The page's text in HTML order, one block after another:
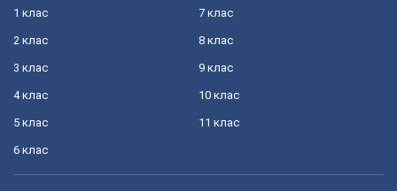
1 клас
2 клас
3 клас
4 клас
5 клас
6 клас
7 клас
8 клас
9 клас
10 клас
11 клас